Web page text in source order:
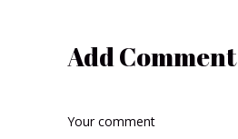
Add Comment